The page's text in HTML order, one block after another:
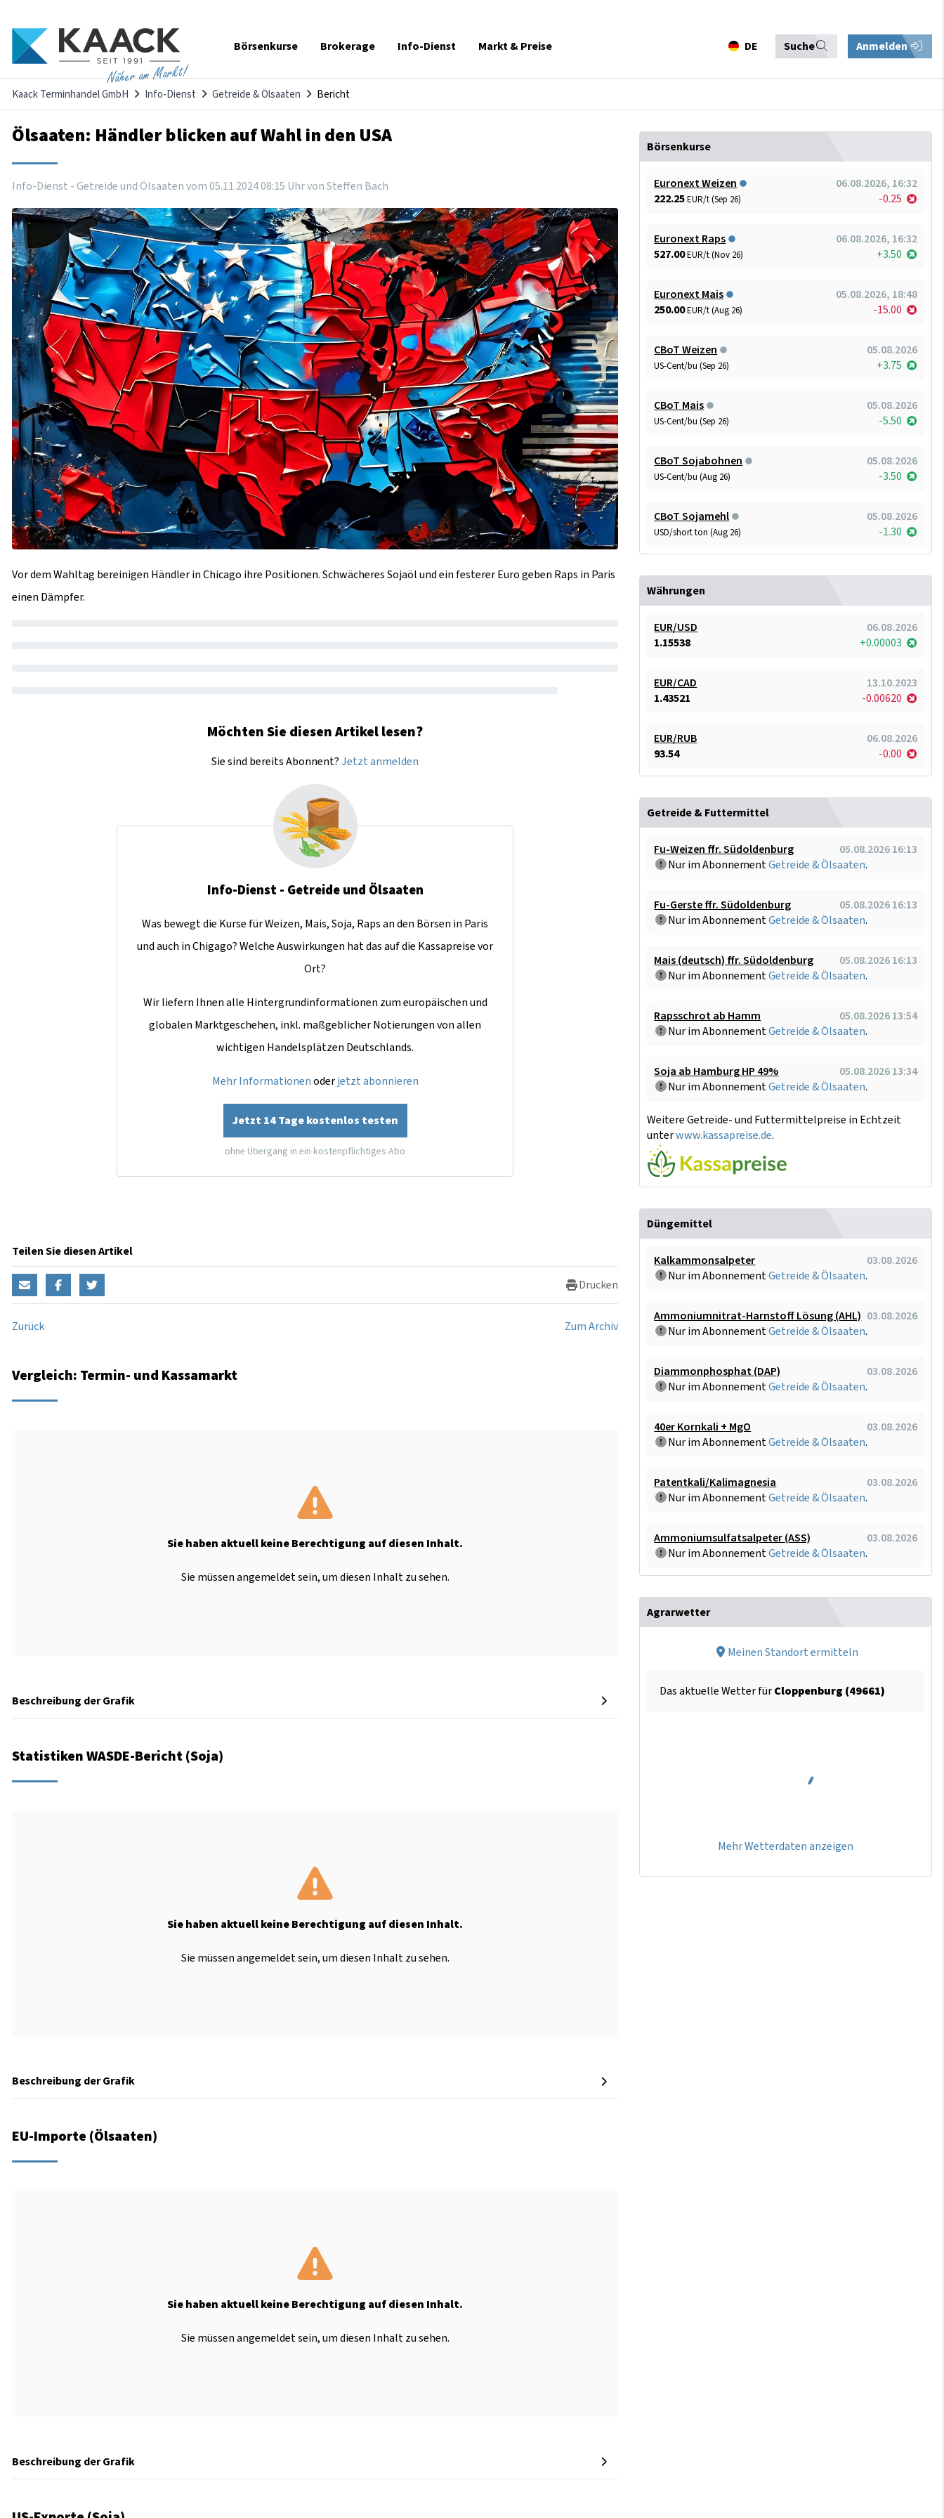
Näher am Markt!
Navigation
Börsenkurse Brokerage Info-Dienst Markt & Preise DE Suche Anmelden
Kaack Terminhandel GmbH Info-Dienst Getreide & Ölsaaten Bericht
Ölsaaten: Händler blicken auf Wahl in den USA
Info-Dienst - Getreide und Ölsaaten vom05.11.202408:15 Uhrvon Steffen Bach
Vor dem Wahltag bereinigen Händler in Chicago ihre Positionen. Schwächeres Sojaöl und ein festerer Euro geben Raps in Paris
einen Dämpfer.
Möchten Sie diesen Artikel lesen?
Sie sind bereits Abonnent?Jetzt anmelden
Info-Dienst - Getreide und Ölsaaten
Was bewegt die Kurse für Weizen, Mais, Soja, Raps an den Börsen in Paris
und auch in Chigago? Welche Auswirkungen hat das auf die Kassapreise vor
Ort?
Wir liefern Ihnen alle Hintergrundinformationen zum europäischen und
globalen Marktgeschehen, inkl. maßgeblicher Notierungen von allen
wichtigen Handelsplätzen Deutschlands.
Mehr Informationenoderjetzt abonnieren
Jetzt 14 Tage kostenlos testen
ohne Übergang in ein kostenpflichtiges Abo
Teilen Sie diesen Artikel
Drucken
Zurück Zum Archiv
Vergleich: Termin- und Kassamarkt
Sie haben aktuell keine Berechtigung auf diesen Inhalt.
Sie müssen angemeldet sein, um diesen Inhalt zu sehen.
Beschreibung der Grafik
Statistiken WASDE-Bericht (Soja)
Sie haben aktuell keine Berechtigung auf diesen Inhalt.
Sie müssen angemeldet sein, um diesen Inhalt zu sehen.
Beschreibung der Grafik
EU-Importe (Ölsaaten)
Sie haben aktuell keine Berechtigung auf diesen Inhalt.
Sie müssen angemeldet sein, um diesen Inhalt zu sehen.
Beschreibung der Grafik
Börsenkurse
Euronext Weizen
06.08.2026, 16:32
222.25EUR/t (Sep 26) -0.25
Euronext Raps
06.08.2026, 16:32
527.00EUR/t (Nov 26) +3.50
Euronext Mais
05.08.2026, 18:48
250.00EUR/t (Aug 26) -15.00
CBoT Weizen 05.08.2026
US-Cent/bu (Sep 26) +3.75
CBoT Mais 05.08.2026
US-Cent/bu (Sep 26) -5.50
CBoT Sojabohnen 05.08.2026
US-Cent/bu (Aug 26) -3.50
CBoT Sojamehl 05.08.2026
USD/short ton (Aug 26) -1.30
Währungen
EUR/USD
06.08.2026
1.15538
+0.00003
EUR/CAD
13.10.2023
1.43521
-0.00620
EUR/RUB
06.08.2026
93.54
-0.00
Getreide & Futtermittel
Fu-Weizen ffr. Südoldenburg
05.08.2026 16:13
Nur im AbonnementGetreide & Ölsaaten.
Fu-Gerste ffr. Südoldenburg
05.08.2026 16:13
Nur im AbonnementGetreide & Ölsaaten.
Mais (deutsch) ffr. Südoldenburg
05.08.2026 16:13
Nur im AbonnementGetreide & Ölsaaten.
Rapsschrot ab Hamm
05.08.2026 13:54
Nur im AbonnementGetreide & Ölsaaten.
Soja ab Hamburg HP 49%
05.08.2026 13:34
Nur im AbonnementGetreide & Ölsaaten.
Weitere Getreide- und Futtermittelpreise in Echtzeit
unterwww.kassapreise.de.
Düngemittel
Kalkammonsalpeter
03.08.2026
Nur im AbonnementGetreide & Ölsaaten.
Ammoniumnitrat-Harnstoff Lösung (AHL) 03.08.2026
Nur im AbonnementGetreide & Ölsaaten.
Diammonphosphat (DAP)
03.08.2026
Nur im AbonnementGetreide & Ölsaaten.
40er Kornkali + MgO
03.08.2026
Nur im AbonnementGetreide & Ölsaaten.
Patentkali/Kalimagnesia
03.08.2026
Nur im AbonnementGetreide & Ölsaaten.
Ammoniumsulfatsalpeter (ASS)
03.08.2026
Nur im AbonnementGetreide & Ölsaaten.
Agrarwetter
Meinen Standort ermitteln
Das aktuelle Wetter fürCloppenburg (49661)
Mehr Wetterdaten anzeigen